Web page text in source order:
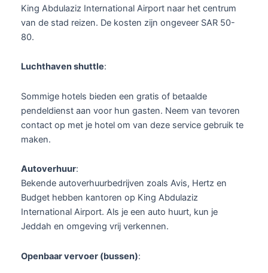
King Abdulaziz International Airport naar het centrum
van de stad reizen. De kosten zijn ongeveer SAR 50-
80.
Luchthaven shuttle:
Sommige hotels bieden een gratis of betaalde
pendeldienst aan voor hun gasten. Neem van tevoren
contact op met je hotel om van deze service gebruik te
maken.
Autoverhuur:
Bekende autoverhuurbedrijven zoals Avis, Hertz en
Budget hebben kantoren op King Abdulaziz
International Airport. Als je een auto huurt, kun je
Jeddah en omgeving vrij verkennen.
Openbaar vervoer (bussen):